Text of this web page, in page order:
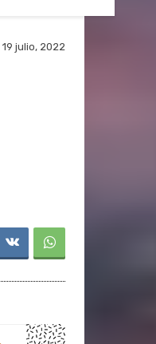
19 julio, 2022